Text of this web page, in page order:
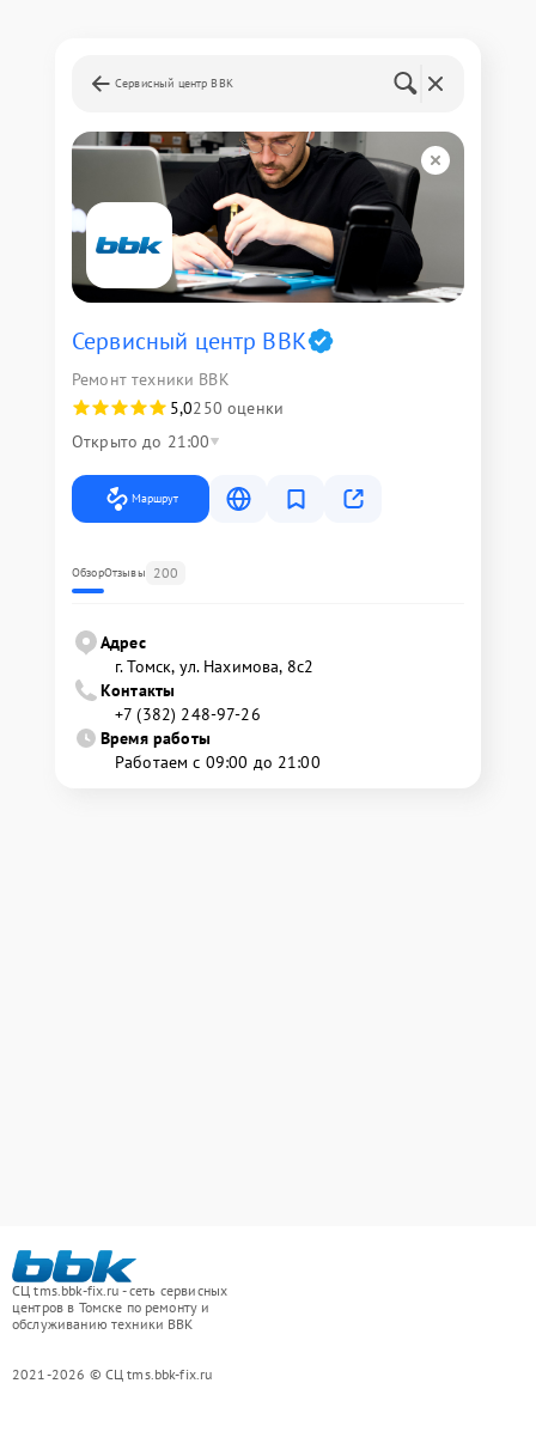
Сервисный центр BBK
Сервисный центр BBK
Ремонт техники BBK
5,0250 оценки
Открыто до 21:00
Маршрут
ОбзорОтзывы 200
Адрес
г. Томск, ул. Нахимова, 8с2
Контакты
+7 (382) 248-97-26
Время работы
Работаем с 09:00 до 21:00
СЦ tms.bbk-fix.ru - сеть сервисных
центров в Томске по ремонту и
обслуживанию техники BBK
2021-2026 © СЦ tms.bbk-fix.ru